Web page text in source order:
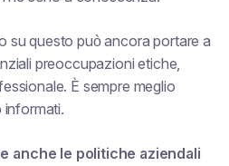
su questo può ancora portare a
preoccupazioni etiche,
È sempre meglio
informati.
anche le politiche aziendali